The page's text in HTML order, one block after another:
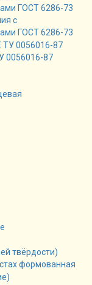
с
ГОСТ 6286-73
87
формованная